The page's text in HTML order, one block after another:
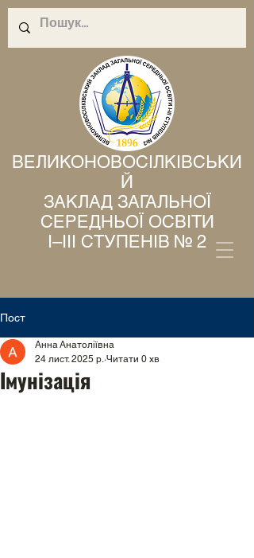
ВЕЛИКОНОВОСІЛКІВСЬКИ
Й
ЗАКЛАД ЗАГАЛЬНОЇ
СЕРЕДНЬОЇ ОСВІТИ
І–ІІІ СТУПЕНІВ № 2
Пост
Імунізація
Анна Анатоліївна
24 лист. 2025 р. Читати 0 хв